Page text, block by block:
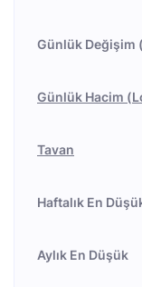
Günlük Değişim
Günlük Hacim
Tavan
Haftalık En
Aylık En Düşük